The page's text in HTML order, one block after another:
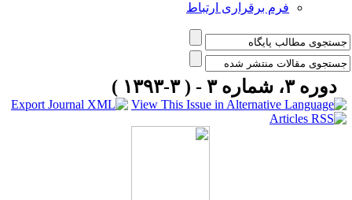
فرم برقراری ارتباط
دوره ۳، شماره ۳ - ( ۳-۱۳۹۳ )